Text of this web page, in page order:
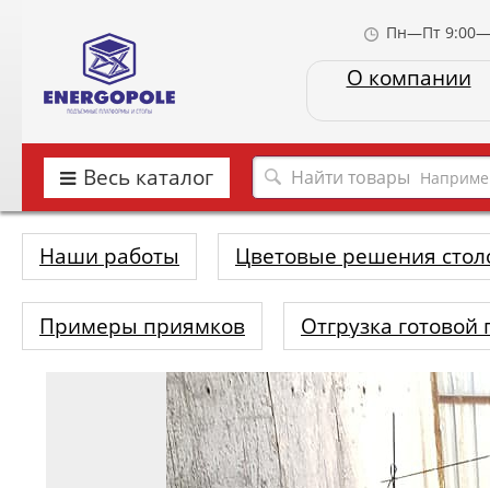
Пн—Пт
О компании
Весь каталог
Наши работы Цветовые решения
Примеры приямков Отгрузка